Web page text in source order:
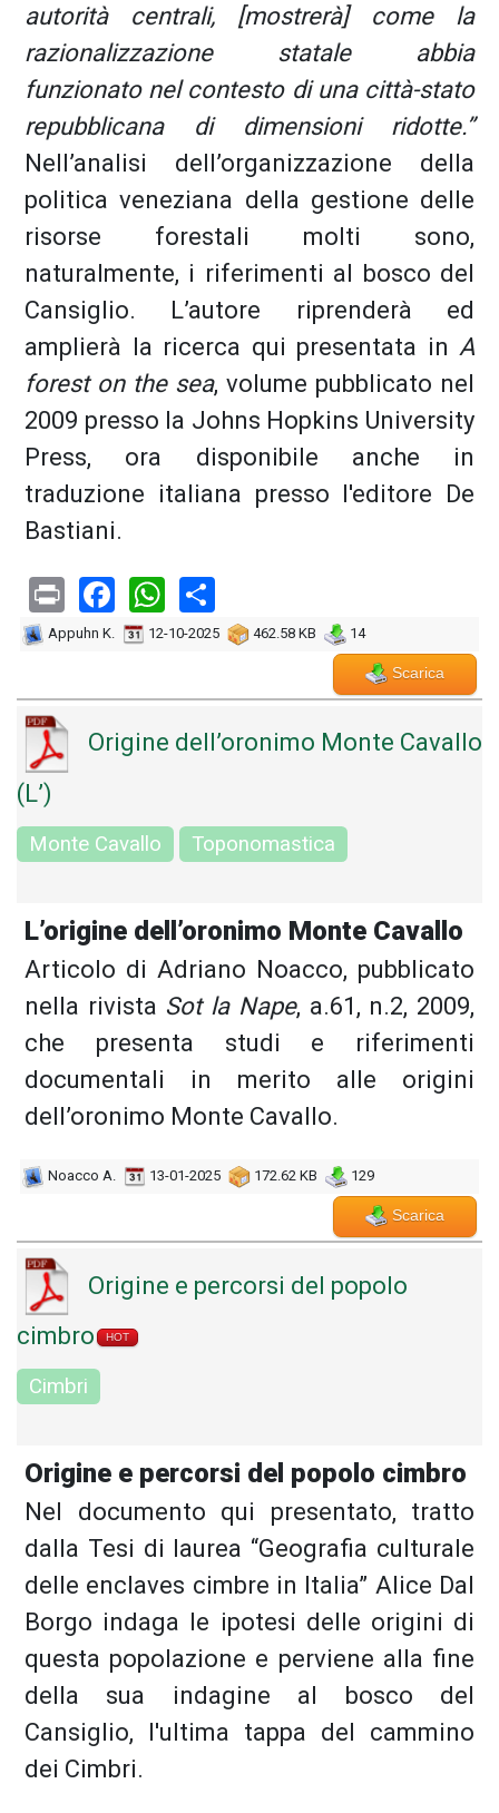
autorità centrali, [mostrerà] come la
razionalizzazione statale abbia
funzionato nel contesto di una città-stato
repubblicana di dimensioni ridotte.”
Nell’analisi dell’organizzazione della
politica veneziana della gestione delle
risorse forestali molti sono,
naturalmente, i riferimenti al bosco del
Cansiglio. L’autore riprenderà ed
amplierà la ricerca qui presentata in A
forest on the sea, volume pubblicato nel
2009 presso la Johns Hopkins University
Press, ora disponibile anche in
traduzione italiana presso l'editore De
Bastiani.
PrintFacebook
WhatsApp
Appuhn K. 12-10-2025 462.58 KB 14
Scarica
Origine dell’oronimo Monte Cavallo
(L’)
Monte Cavallo Toponomastica
L’origine dell’oronimo Monte Cavallo
Articolo di Adriano Noacco, pubblicato
nella rivista Sot la Nape, a.61, n.2, 2009,
che presenta studi e riferimenti
documentali in merito alle origini
dell’oronimo Monte Cavallo.
Noacco A. 13-01-2025 172.62 KB 129
Scarica
Origine e percorsi del popolo
cimbro
HOT
Cimbri
Origine e percorsi del popolo cimbro
Nel documento qui presentato, tratto
dalla Tesi di laurea “Geografia culturale
delle enclaves cimbre in Italia” Alice Dal
Borgo indaga le ipotesi delle origini di
questa popolazione e perviene alla fine
della sua indagine al bosco del
Cansiglio, l'ultima tappa del cammino
dei Cimbri.